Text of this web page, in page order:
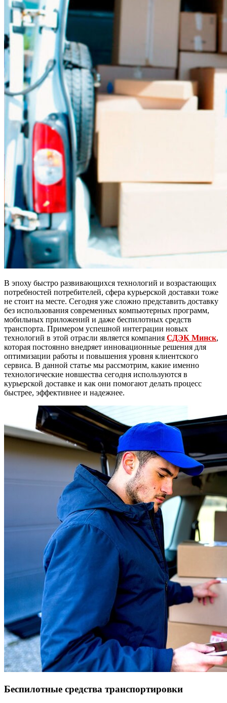
В эпоху быстро развивающихся технологий и возрастающих
потребностей потребителей, сфера курьерской доставки тоже
не стоит на месте. Сегодня уже сложно представить доставку
без использования современных компьютерных программ,
мобильных приложений и даже беспилотных средств
транспорта. Примером успешной интеграции новых
технологий в этой отрасли является компания СДЭК Минск,
которая постоянно внедряет инновационные решения для
оптимизации работы и повышения уровня клиентского
сервиса. В данной статье мы рассмотрим, какие именно
технологические новшества сегодня используются в
курьерской доставке и как они помогают делать процесс
быстрее, эффективнее и надежнее.
Беспилотные средства транспортировки